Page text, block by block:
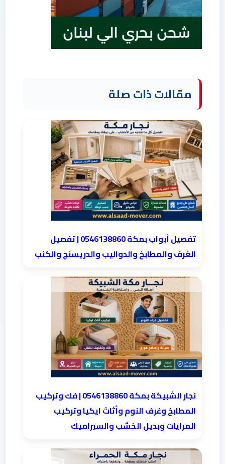
مقالات ذات صلة
تفصيل أبواب بمكة 0546138860 | تفصيل
الغرف والمطابخ والدواليب والدريسنج والكنب
نجار الشبيكة بمكة 0546138860⁩ | فك وتركيب
المطابخ وغرف النوم وأثاث ايكيا وتركيب
المرايات وبديل الخشب والسيراميك